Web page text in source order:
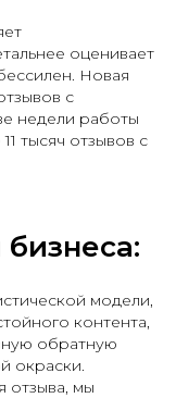
оценивает
Новая
с
недели работы
тысяч отзывов с
модели,
контента,
обратную
окраски.
отзыва, мы